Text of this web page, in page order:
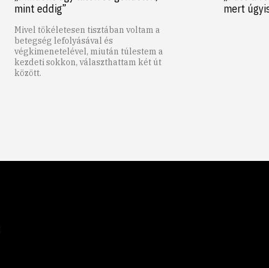
mint eddig”
Mivel tökéletesen tisztában voltam a
betegség lefolyásával és
végkimenetelével, miután túlestem a
kezdeti sokkon, választhattam két út
között.
mert